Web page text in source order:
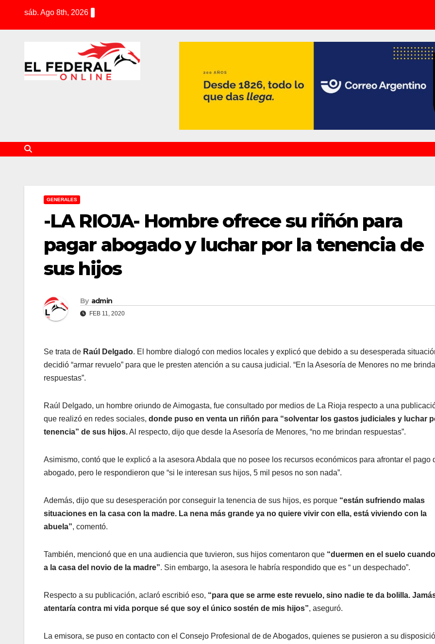
sáb. Ago 8th, 2026
GENERALES
-LA RIOJA- Hombre ofrece su riñón para
pagar abogado y luchar por la tenencia de
sus hijos
By admin
FEB 11, 2020
Se trata de Raúl Delgado. El hombre dialogó con medios locales y explicó que debido a su desesperada
decidió “armar revuelo” para que le presten atención a su causa judicial. “En la Asesoría de Menores no me
respuestas”.
Raúl Delgado, un hombre oriundo de Aimogasta, fue consultado por medios de La Rioja respecto a una
que realizó en redes sociales, donde puso en venta un riñón para “solventar los gastos judiciales y luchar
tenencia” de sus hijos.Al respecto, dijo que desde la Asesoría de Menores, “no me brindan respuestas”.
Asimismo, contó que le explicó a la asesora Abdala que no posee los recursos económicos para afrontar el pago
abogado, pero le respondieron que “si le interesan sus hijos, 5 mil pesos no son nada”.
Además, dijo que su desesperación por conseguir la tenencia de sus hijos, es porque “están sufriendo malas
situaciones en la casa con la madre. La nena más grande ya no quiere vivir con ella, está viviendo con la
abuela”, comentó.
También, mencionó que en una audiencia que tuvieron, sus hijos comentaron que “duermen en el suelo
a la casa del novio de la madre”. Sin embargo, la asesora le habría respondido que es “ un despechado”.
Respecto a su publicación, aclaró escribió eso, “para que se arme este revuelo, sino nadie te da bolilla.
atentaría contra mi vida porque sé que soy el único sostén de mis hijos”, aseguró.
La emisora, se puso en contacto con el Consejo Profesional de de Abogados, quienes se pusieron a su